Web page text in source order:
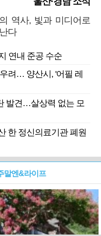
역사, 빛과 미디어로
다
연내 준공 수순
려… 양산시, '어필 레
발견…살상력 없는 모
한 정신의료기관 폐원
말엔&라이프